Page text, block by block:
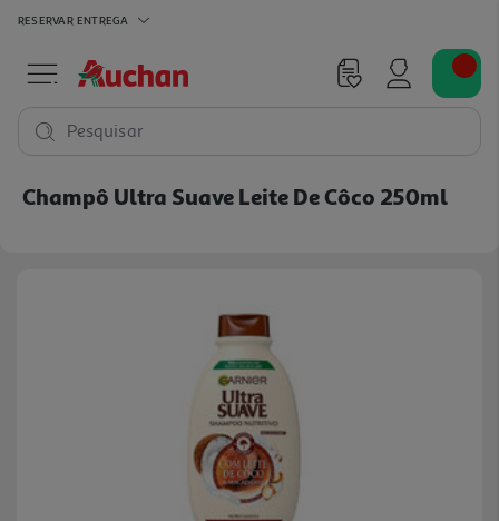
RESERVAR ENTREGA
Pesquisar
Champô Ultra Suave Leite De Côco 250ml